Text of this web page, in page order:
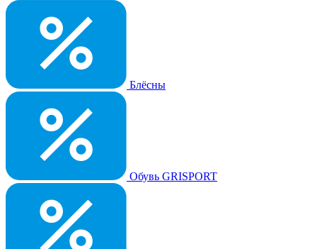
Блёсны
Обувь GRISPORT